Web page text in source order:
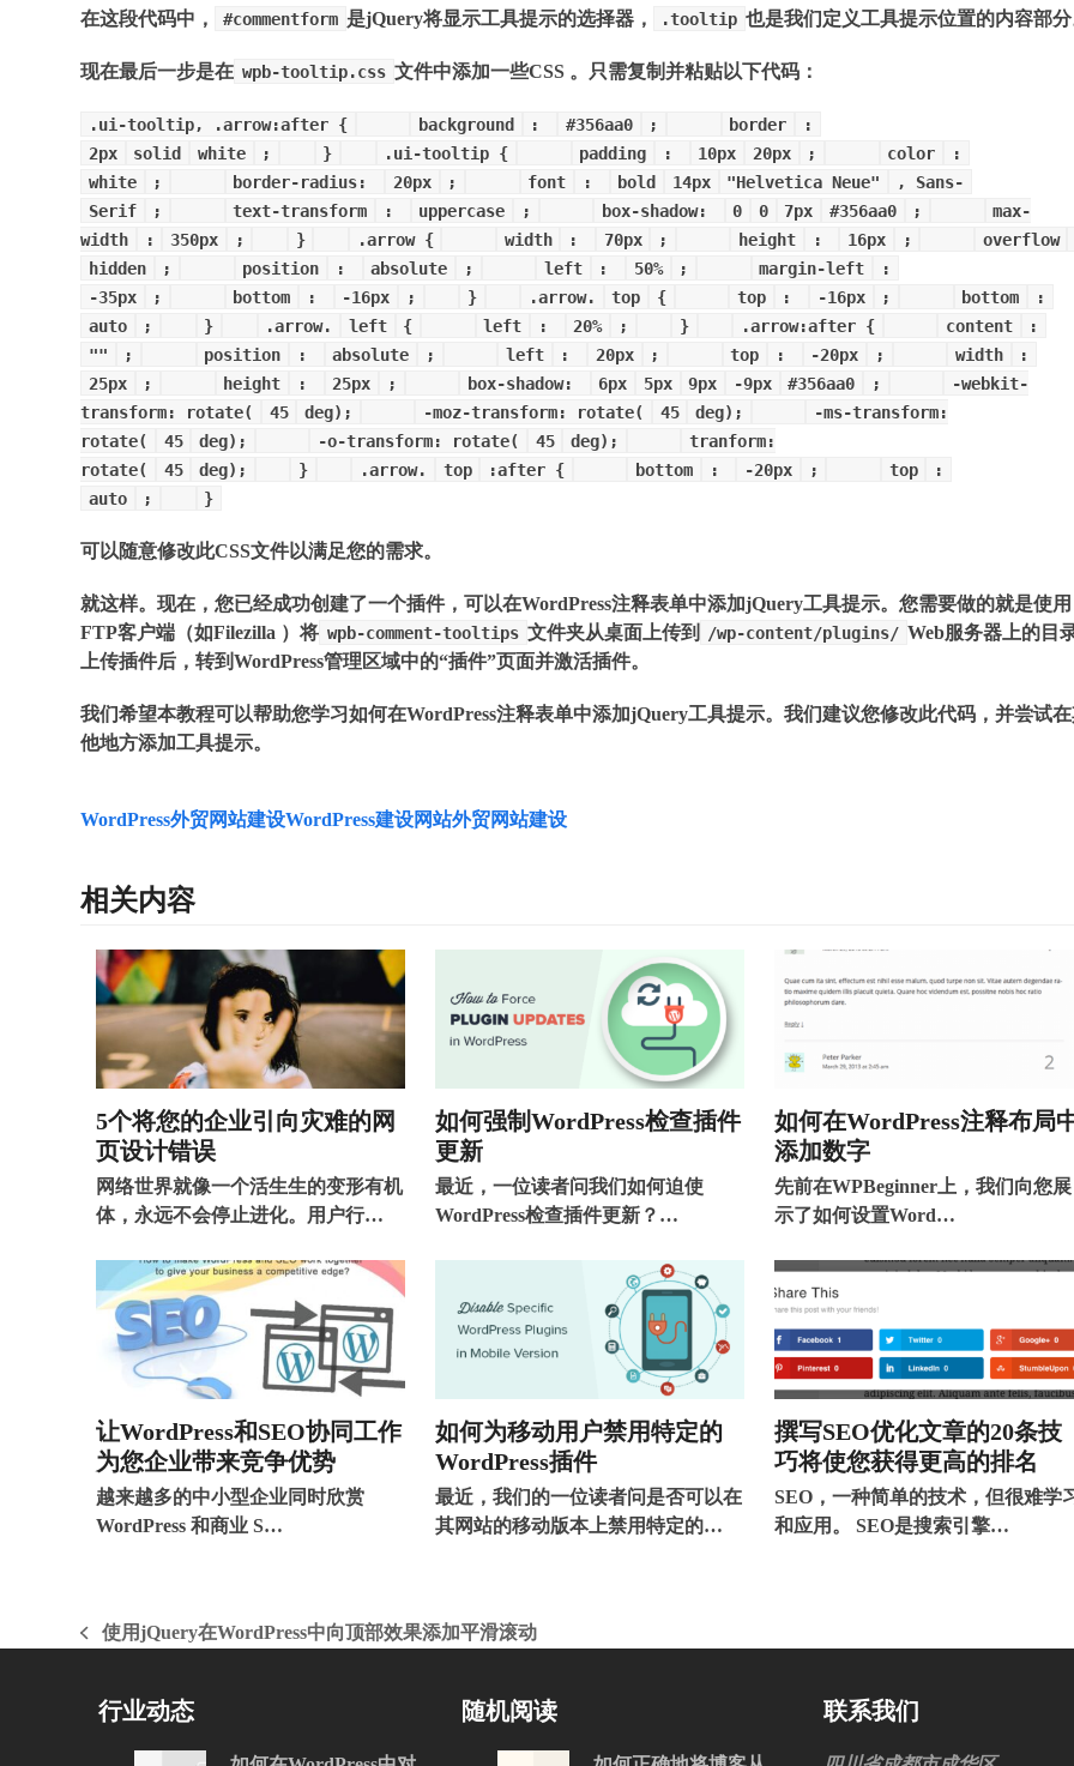
在这段代码中， #commentform 是jQuery将显示工具提示的选择器， .tooltip 也是我们定义工具提示位置的内容部
现在最后一步是在 wpb-tooltip.css 文件中添加一些CSS 。只需复制并粘贴以下代码：
.ui-tooltip, .arrow:after { background : #356aa0 ; border
:
2px
solid white ; } .ui-tooltip { padding : 10px 20px ; color
:
white
; border-radius: 20px ; font : bold 14px "Helvetica Neue"
, Sans-
Serif
; text-transform : uppercase ; box-shadow: 0 0 7px #356aa0 ;
max-
width
: 350px ; } .arrow { width : 70px ; height : 16px ;
overflow
hidden
; position : absolute ; left : 50% ; margin-left
:
-35px
; bottom : -16px ; } .arrow. top { top : -16px ; bottom
:
auto
; } .arrow. left { left : 20% ; } .arrow:after { content
:
""
; position : absolute ; left : 20px ; top : -20px ; width
:
25px
; height : 25px ; box-shadow: 6px 5px 9px -9px #356aa0 ;
-webkit-
transform: rotate(
45 deg); -moz-transform: rotate( 45 deg);
-ms-transform:
rotate(
45 deg); -o-transform: rotate( 45 deg);
tranform:
rotate(
45 deg); } .arrow. top :after { bottom : -20px ; top
:
auto
; }
可以随意修改此CSS文件以满足您的需求。
就这样。现在，您已经成功创建了一个插件，可以在WordPress注释表单中添加jQuery工具提示。您需要做的就是使用
FTP客户端（如Filezilla ）将 wpb-comment-tooltips 文件夹从桌面上传到 /wp-content/plugins/ Web服务器上的目
上传插件后，转到WordPress管理区域中的“插件”页面并激活插件。
我们希望本教程可以帮助您学习如何在WordPress注释表单中添加jQuery工具提示。我们建议您修改此代码，并尝试
他地方添加工具提示。
WordPress外贸网站建设WordPress建设网站外贸网站建设
相关内容
5个将您的企业引向灾难的网
页设计错误
网络世界就像一个活生生的变形有机
体，永远不会停止进化。用户行…
如何强制WordPress检查插件
更新
最近，一位读者问我们如何迫使
WordPress检查插件更新？…
如何在WordPress注释布局
添加数字
先前在WPBeginner上，我们向您展
示了如何设置Word…
让WordPress和SEO协同工作
为您企业带来竞争优势
越来越多的中小型企业同时欣赏
WordPress 和商业 S…
如何为移动用户禁用特定的
WordPress插件
最近，我们的一位读者问是否可以在
其网站的移动版本上禁用特定的…
撰写SEO优化文章的20条技
巧将使您获得更高的排名
SEO，一种简单的技术，但很难学
和应用。 SEO是搜索引擎…
上
篇
使用jQuery在WordPress中向顶部效果添加平滑滚动
行业动态 随机阅读 联系我们